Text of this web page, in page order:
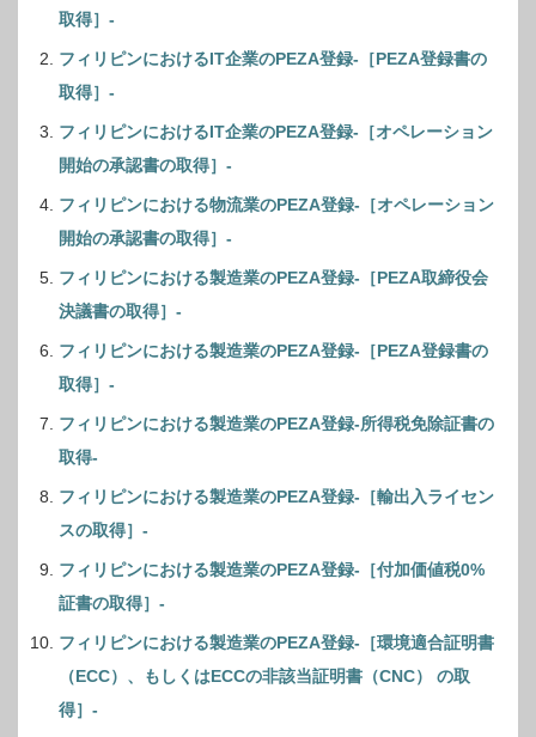
取得］-
フィリピンにおけるIT企業のPEZA登録-［PEZA登録書の
取得］-
フィリピンにおけるIT企業のPEZA登録-［オペレーション
開始の承認書の取得］-
フィリピンにおける物流業のPEZA登録-［オペレーション
開始の承認書の取得］-
フィリピンにおける製造業のPEZA登録-［PEZA取締役会
決議書の取得］-
フィリピンにおける製造業のPEZA登録-［PEZA登録書の
取得］-
フィリピンにおける製造業のPEZA登録-所得税免除証書の
取得-
フィリピンにおける製造業のPEZA登録-［輸出入ライセン
スの取得］-
フィリピンにおける製造業のPEZA登録-［付加価値税0%
証書の取得］-
フィリピンにおける製造業のPEZA登録-［環境適合証明書
（ECC）、もしくはECCの非該当証明書（CNC） の取
得］-